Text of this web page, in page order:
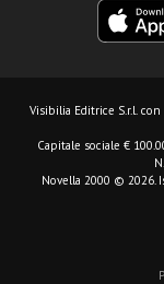
Visibilia Editrice S.r.l. con
Capitale sociale €
Novella 2000 © 2026.